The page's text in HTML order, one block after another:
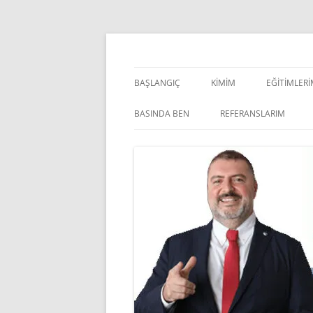
İçeriğe
BAŞLANGIÇ KIMIM
BASINDA BEN REFERANSLARIM